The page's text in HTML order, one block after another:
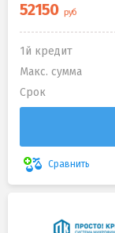
1й кредит
Макс. сумма
Срок
Сравнить